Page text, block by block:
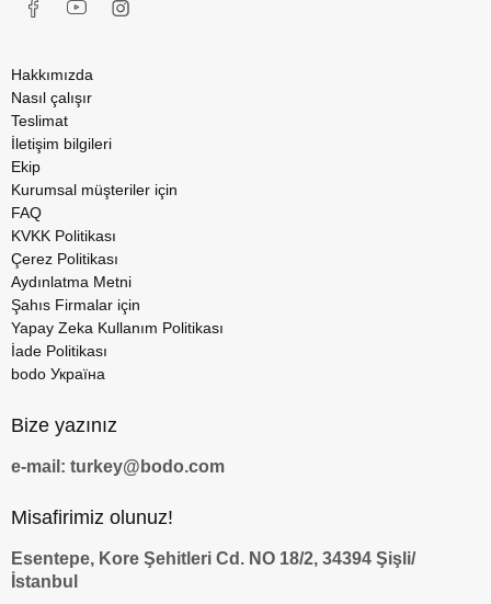
Hakkımızda
Nasıl çalışır
Teslimat
İletişim bilgileri
Ekip
Kurumsal müşteriler için
FAQ
KVKK Politikası
Çerez Politikası
Aydınlatma Metni
Şahıs Firmalar için
Yapay Zeka Kullanım Politikası
İade Politikası
bodo Україна
Bize yazınız
e-mail: turkey@bodo.com
Misafirimiz olunuz!
Esentepe, Kore Şehitleri Cd. NO 18/2, 34394 Şişli/
İstanbul